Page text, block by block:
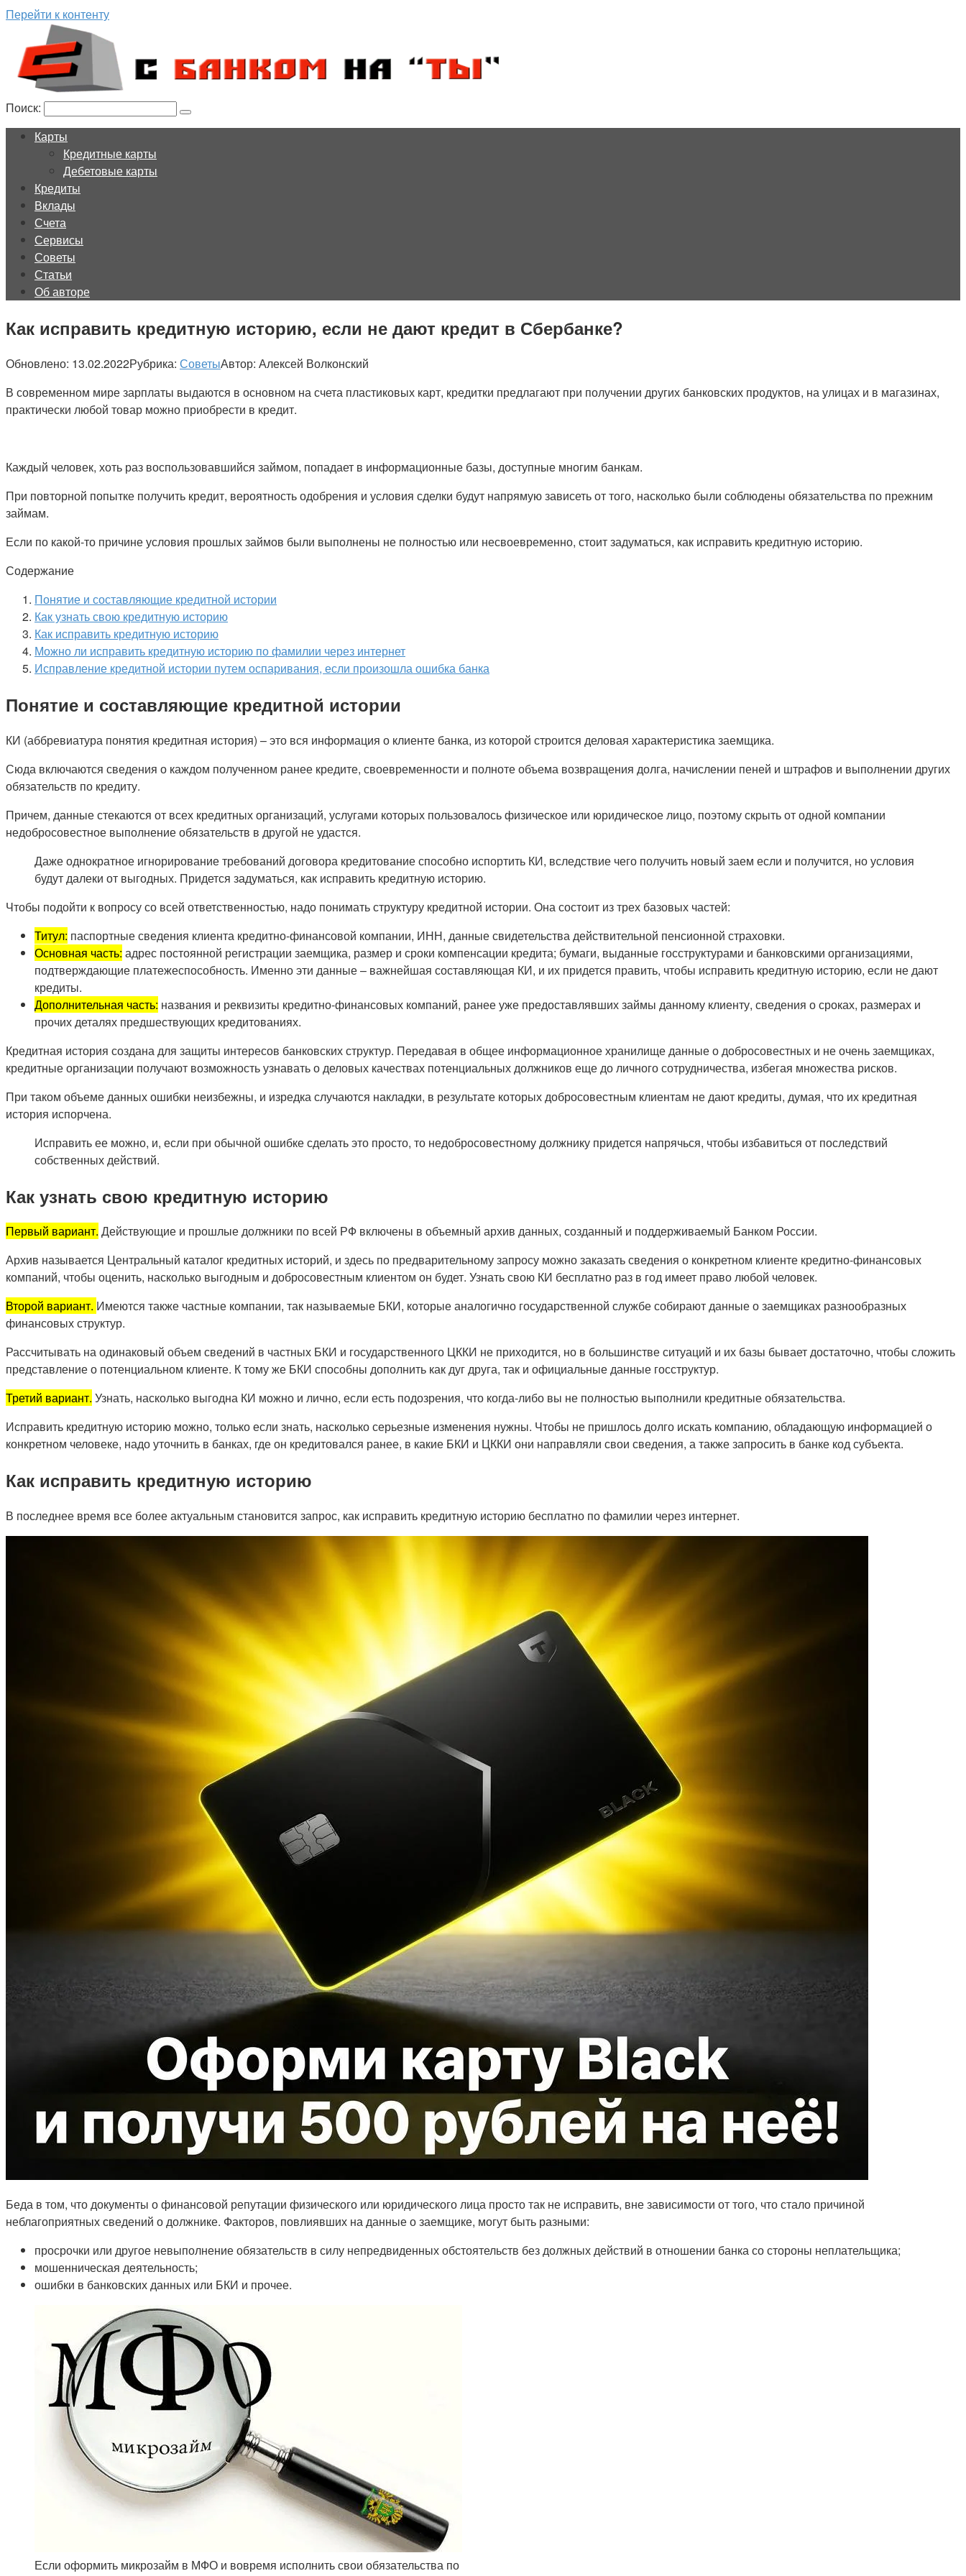
Перейти к контенту
Поиск:
Карты
Кредитные карты
Дебетовые карты
Кредиты
Вклады
Счета
Сервисы
Советы
Статьи
Об авторе
Как исправить кредитную историю, если не дают кредит в Сбербанке?
Обновлено: 13.02.2022Рубрика: СоветыАвтор: Алексей Волконский
В современном мире зарплаты выдаются в основном на счета пластиковых карт, кредитки предлагают при получении других банковских продуктов, на улицах и в магазинах,
практически любой товар можно приобрести в кредит.
Каждый человек, хоть раз воспользовавшийся займом, попадает в информационные базы, доступные многим банкам.
При повторной попытке получить кредит, вероятность одобрения и условия сделки будут напрямую зависеть от того, насколько были соблюдены обязательства по прежним
займам.
Если по какой-то причине условия прошлых займов были выполнены не полностью или несвоевременно, стоит задуматься, как исправить кредитную историю.
Содержание
Понятие и составляющие кредитной истории
Как узнать свою кредитную историю
Как исправить кредитную историю
Можно ли исправить кредитную историю по фамилии через интернет
Исправление кредитной истории путем оспаривания, если произошла ошибка банка
Понятие и составляющие кредитной истории
КИ (аббревиатура понятия кредитная история) – это вся информация о клиенте банка, из которой строится деловая характеристика заемщика.
Сюда включаются сведения о каждом полученном ранее кредите, своевременности и полноте объема возвращения долга, начислении пеней и штрафов и выполнении других
обязательств по кредиту.
Причем, данные стекаются от всех кредитных организаций, услугами которых пользовалось физическое или юридическое лицо, поэтому скрыть от одной компании
недобросовестное выполнение обязательств в другой не удастся.
Даже однократное игнорирование требований договора кредитование способно испортить КИ, вследствие чего получить новый заем если и получится, но условия
будут далеки от выгодных. Придется задуматься, как исправить кредитную историю.
Чтобы подойти к вопросу со всей ответственностью, надо понимать структуру кредитной истории. Она состоит из трех базовых частей:
Титул: паспортные сведения клиента кредитно-финансовой компании, ИНН, данные свидетельства действительной пенсионной страховки.
Основная часть: адрес постоянной регистрации заемщика, размер и сроки компенсации кредита; бумаги, выданные госструктурами и банковскими организациями,
подтверждающие платежеспособность. Именно эти данные – важнейшая составляющая КИ, и их придется править, чтобы исправить кредитную историю, если не дают
кредиты.
Дополнительная часть: названия и реквизиты кредитно-финансовых компаний, ранее уже предоставлявших займы данному клиенту, сведения о сроках, размерах и
прочих деталях предшествующих кредитованиях.
Кредитная история создана для защиты интересов банковских структур. Передавая в общее информационное хранилище данные о добросовестных и не очень заемщиках,
кредитные организации получают возможность узнавать о деловых качествах потенциальных должников еще до личного сотрудничества, избегая множества рисков.
При таком объеме данных ошибки неизбежны, и изредка случаются накладки, в результате которых добросовестным клиентам не дают кредиты, думая, что их кредитная
история испорчена.
Исправить ее можно, и, если при обычной ошибке сделать это просто, то недобросовестному должнику придется напрячься, чтобы избавиться от последствий
собственных действий.
Как узнать свою кредитную историю
Первый вариант. Действующие и прошлые должники по всей РФ включены в объемный архив данных, созданный и поддерживаемый Банком России.
Архив называется Центральный каталог кредитных историй, и здесь по предварительному запросу можно заказать сведения о конкретном клиенте кредитно-финансовых
компаний, чтобы оценить, насколько выгодным и добросовестным клиентом он будет. Узнать свою КИ бесплатно раз в год имеет право любой человек.
Второй вариант. Имеются также частные компании, так называемые БКИ, которые аналогично государственной службе собирают данные о заемщиках разнообразных
финансовых структур.
Рассчитывать на одинаковый объем сведений в частных БКИ и государственного ЦККИ не приходится, но в большинстве ситуаций и их базы бывает достаточно, чтобы сложить
представление о потенциальном клиенте. К тому же БКИ способны дополнить как дуг друга, так и официальные данные госструктур.
Третий вариант. Узнать, насколько выгодна КИ можно и лично, если есть подозрения, что когда-либо вы не полностью выполнили кредитные обязательства.
Исправить кредитную историю можно, только если знать, насколько серьезные изменения нужны. Чтобы не пришлось долго искать компанию, обладающую информацией о
конкретном человеке, надо уточнить в банках, где он кредитовался ранее, в какие БКИ и ЦККИ они направляли свои сведения, а также запросить в банке код субъекта.
Как исправить кредитную историю
В последнее время все более актуальным становится запрос, как исправить кредитную историю бесплатно по фамилии через интернет.
Беда в том, что документы о финансовой репутации физического или юридического лица просто так не исправить, вне зависимости от того, что стало причиной
неблагоприятных сведений о должнике. Факторов, повлиявших на данные о заемщике, могут быть разными:
просрочки или другое невыполнение обязательств в силу непредвиденных обстоятельств без должных действий в отношении банка со стороны неплательщика;
мошенническая деятельность;
ошибки в банковских данных или БКИ и прочее.
Если оформить микрозайм в МФО и вовремя исполнить свои обязательства по